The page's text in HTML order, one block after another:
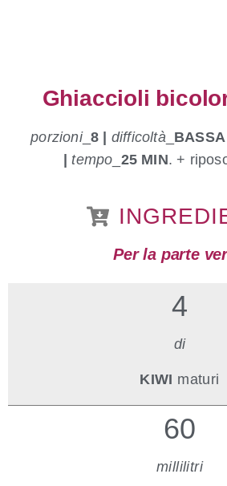
Ghiaccioli
porzioni_ 8 | difficoltà BASSA
| tempo 25 MIN. +
Per la parte
4
di
KIWI maturi
60
millilitri